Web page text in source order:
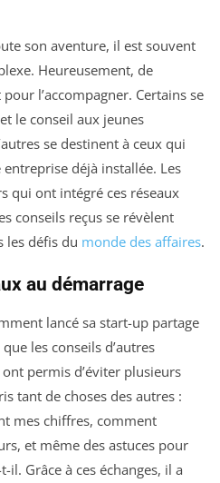
son aventure, il est souvent
Heureusement, de
l’accompagner. Certains se
le conseil aux jeunes
se destinent à ceux qui
déjà installée. Les
qui ont intégré ces réseaux
conseils reçus se révèlent
les défis du monde des affaires.
au démarrage
lancé sa start-up partage
les conseils d’autres
permis d’éviter plusieurs
tant de choses des autres :
mes chiffres, comment
et même des astuces pour
Grâce à ces échanges, il a